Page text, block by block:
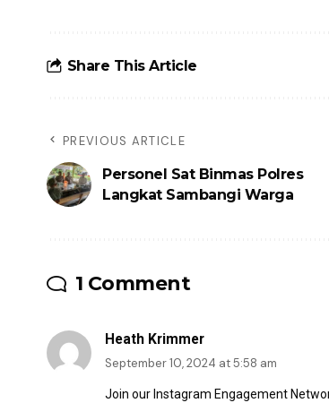
Share This Article
PREVIOUS ARTICLE
Personel Sat Binmas Polres
Langkat Sambangi Warga
1 Comment
Heath Krimmer
September 10, 2024 at 5:58 am
Join our Instagram Engagement